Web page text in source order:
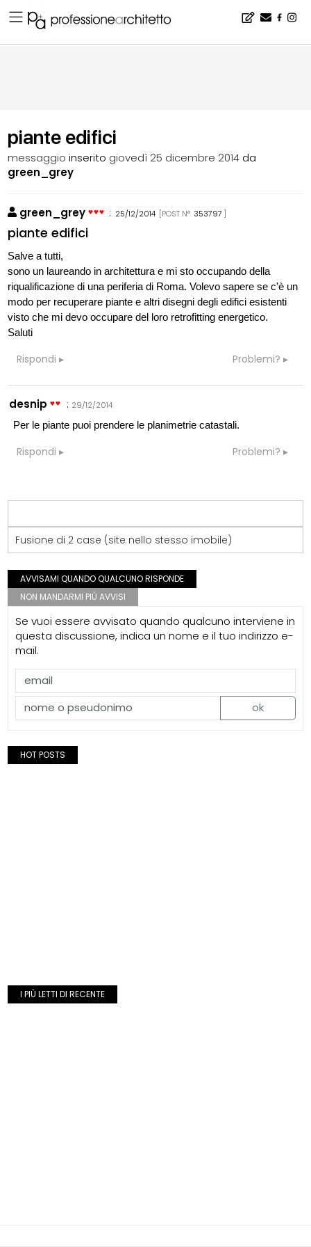
piante edifici
messaggio inserito giovedì 25 dicembre 2014 da
green_grey
green_grey : 25/12/2014 [POST N° 353797 ]
piante edifici
Salve a tutti,
sono un laureando in architettura e mi sto occupando della
riqualificazione di una periferia di Roma. Volevo sapere se c'è un
modo per recuperare piante e altri disegni degli edifici esistenti
visto che mi devo occupare del loro retrofitting energetico.
Saluti
Rispondi Problemi?
desnip : 29/12/2014
Per le piante puoi prendere le planimetrie catastali.
Rispondi Problemi?
Fusione di 2 case (site nello stesso imobile)
AVVISAMI QUANDO QUALCUNO RISPONDE
NON MANDARMI PIÙ AVVISI
Se vuoi essere avvisato quando qualcuno interviene in
questa discussione, indica un nome e il tuo indirizzo e-
mail.
ok
HOT POSTS
I PIÙ LETTI DI RECENTE